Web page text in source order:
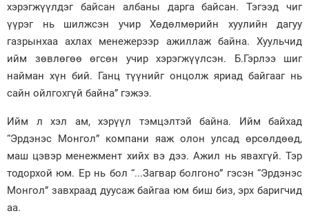
хэрэгжүүлдэг байсан албаны дарга байсан. Тэгээд чиг
үүрэг нь шилжсэн учир Хөдөлмөрийн хуулийн дагуу
газрынхаа ахлах менежерээр ажиллаж байна. Хуульчид
ийм зөвлөгөө өгсөн учир хэрэгжүүлсэн. Б.Гэрлээ шиг
найман хүн бий. Ганц түүнийг онцолж яриад байгааг нь
сайн ойлгохгүй байна” гэжээ.
Ийм л хэл ам, хэрүүл тэмцэлтэй байна. Ийм байхад
“Эрдэнэс Монгол” компани яаж олон улсад өрсөлдөөд,
маш цэвэр менежмент хийх вэ дээ. Ажил нь явахгүй. Тэр
тодорхой юм. Ер нь бол “...Загвар болгоно” гэсэн “Эрдэнэс
Монгол” завхраад дуусаж байгаа юм биш биз, эрх баригчид
аа.